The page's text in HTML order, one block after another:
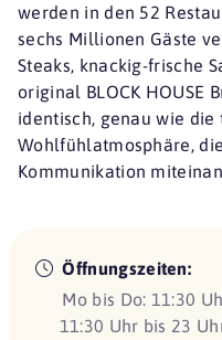
werden in den 52
sechs Millionen Gäste
Steaks, knackig-frische
original BLOCK HOUSE
identisch, genau wie die
Wohlfühlatmosphäre,
Kommunikation
Öffnungszeiten:
Mo bis Do: 11:30
11:30 Uhr bis 23